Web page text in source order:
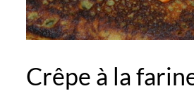
Crêpe à la